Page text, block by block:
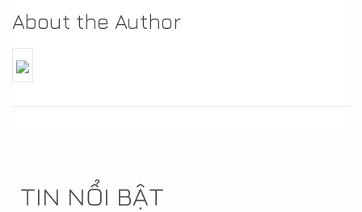
About the Author
TIN NỔI BẬT